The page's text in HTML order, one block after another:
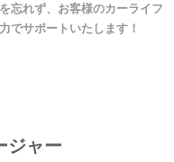
忘れず、お客様のカーライフ
でサポートいたします！
ジャー